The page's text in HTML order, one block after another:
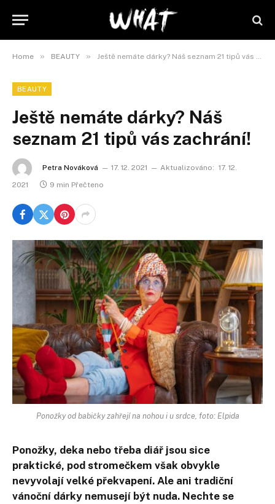
Home » BEAUTY » Ještě nemáte dárky? Náš seznam 21 tipů vás zachrání!
BEAUTY
Ještě nemáte dárky? Náš
seznam 21 tipů vás zachrání!
Petra Nováková 17. 12. 2021 Aktualizováno: 17. 12.
2021
9 min Přečteno
Ponožky od babičky zahřejí na nohou i u srdce, foto: Elpida
Ponožky, deka nebo třeba diář jsou sice
praktické, pod stromečkem však obvykle
nevyvolají velké překvapení. Ale ani tradiční
vánoční dárky nemusejí být nuda. Nechte se